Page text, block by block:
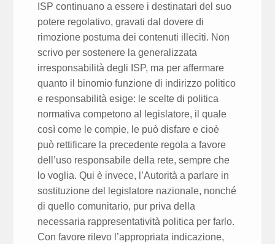
ISP continuano a essere i destinatari del suo
potere regolativo, gravati dal dovere di
rimozione postuma dei contenuti illeciti. Non
scrivo per sostenere la generalizzata
irresponsabilità degli ISP, ma per affermare
quanto il binomio funzione di indirizzo politico
e responsabilità esige: le scelte di politica
normativa competono al legislatore, il quale
così come le compie, le può disfare e cioè
può rettificare la precedente regola a favore
dell’uso responsabile della rete, sempre che
lo voglia. Qui è invece, l’Autorità a parlare in
sostituzione del legislatore nazionale, nonché
di quello comunitario, pur priva della
necessaria rappresentatività politica per farlo.
Con favore rilevo l’appropriata indicazione,